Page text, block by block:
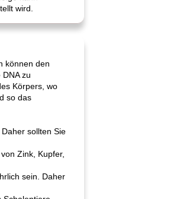
wird.
können den
zu
Körpers, wo
so das
sollten Sie
Zink, Kupfer,
sein. Daher